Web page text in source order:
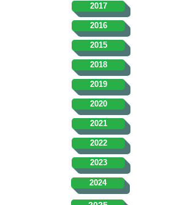
2017
2016
2015
2018
2019
2020
2021
2022
2023
2024